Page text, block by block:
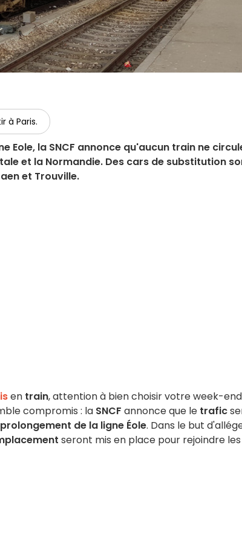
à Paris.
Eole, la SNCF annonce qu'aucun train ne
et la Normandie. Des cars de substitution
et Trouville.
en train, attention à bien choisir votre week-
compromis : la SNCF annonce que le trafic
de la ligne Éole. Dans le but
seront mis en place pour rejoindre les